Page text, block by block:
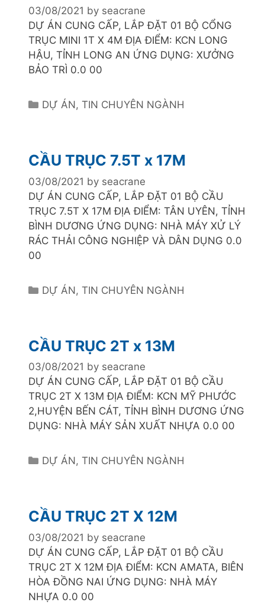
o
r
i
e
s
03/08/2021 by seacrane
DỰ ÁN CUNG CẤP, LẮP ĐẶT 01 BỘ CỔNG
TRỤC MINI 1T X 4M ĐỊA ĐIỂM: KCN LONG
HẬU, TỈNH LONG AN ỨNG DỤNG: XƯỞNG
BẢO TRÌ 0.0 00
C
e
g
o
r
i
e
s
DỰ ÁN,TIN CHUYÊN NGÀNH
CẦU TRỤC 7.5T x 17M
03/08/2021 by seacrane
DỰ ÁN CUNG CẤP, LẮP ĐẶT 01 BỘ CẦU
TRỤC 7.5T X 17M ĐỊA ĐIỂM: TÂN UYÊN, TỈNH
BÌNH DƯƠNG ỨNG DỤNG: NHÀ MÁY XỬ LÝ
RÁC THẢI CÔNG NGHIỆP VÀ DÂN DỤNG 0.0
00
C
e
g
o
r
i
e
s
DỰ ÁN,TIN CHUYÊN NGÀNH
CẦU TRỤC 2T x 13M
03/08/2021 by seacrane
DỰ ÁN CUNG CẤP, LẮP ĐẶT 01 BỘ CẦU
TRỤC 2T X 13M ĐỊA ĐIỂM: KCN MỸ PHƯỚC
2,HUYỆN BẾN CÁT, TỈNH BÌNH DƯƠNG ỨNG
DỤNG: NHÀ MÁY SẢN XUẤT NHỰA 0.0 00
C
e
g
o
r
i
e
s
DỰ ÁN,TIN CHUYÊN NGÀNH
CẦU TRỤC 2T X 12M
03/08/2021 by seacrane
DỰ ÁN CUNG CẤP, LẮP ĐẶT 01 BỘ CẦU
TRỤC 2T X 12M ĐỊA ĐIỂM: KCN AMATA, BIÊN
HÒA ĐỒNG NAI ỨNG DỤNG: NHÀ MÁY
NHỰA 0.0 00